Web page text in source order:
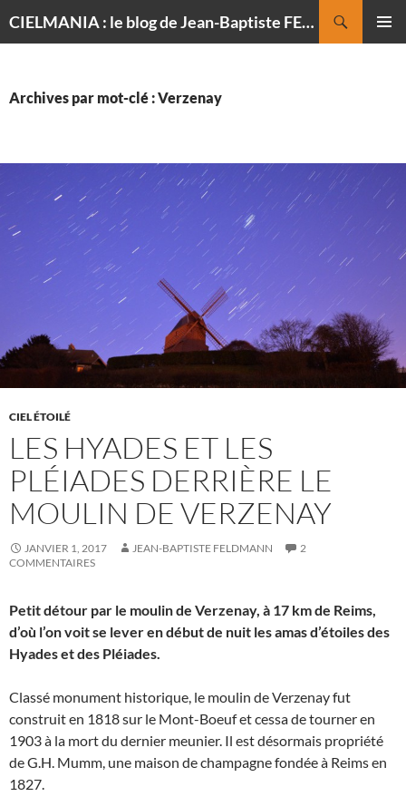
CIELMANIA : le blog de Jean-Baptiste FELDMANN, photographe du ciel
Archives par mot-clé : Verzenay
CIEL ÉTOILÉ
LES HYADES ET LES
PLÉIADES DERRIÈRE LE
MOULIN DE VERZENAY
JANVIER 1, 2017 JEAN-BAPTISTE FELDMANN
2
COMMENTAIRES
Petit détour par le moulin de Verzenay, à 17 km de Reims,
d’où l’on voit se lever en début de nuit les amas d’étoiles des
Hyades et des Pléiades.
Classé monument historique, le moulin de Verzenay fut
construit en 1818 sur le Mont-Boeuf et cessa de tourner en
1903 à la mort du dernier meunier. Il est désormais propriété
de G.H. Mumm, une maison de champagne fondée à Reims en
1827.